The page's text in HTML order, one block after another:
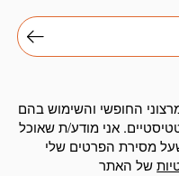
החופשי והשימוש בהם
אני מודע/ת שאוכל
מסירת הפרטים שלי
של האתר